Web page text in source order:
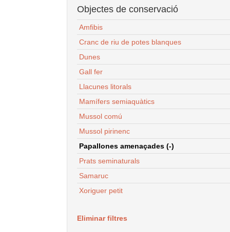
Objectes de conservació
Amfibis
Cranc de riu de potes blanques
Dunes
Gall fer
Llacunes litorals
Mamífers semiaquàtics
Mussol comú
Mussol pirinenc
Papallones amenaçades (-)
Prats seminaturals
Samaruc
Xoriguer petit
Eliminar filtres